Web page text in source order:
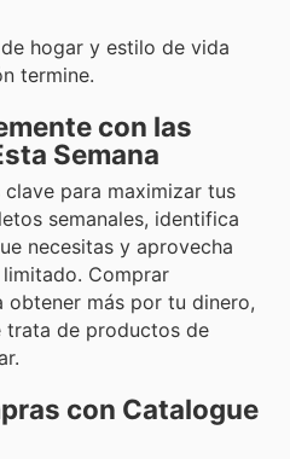
hogar y estilo de vida
termine.
con las
Semana
para maximizar tus
semanales, identifica
necesitas y aprovecha
Comprar
obtener más por tu dinero,
trata de productos de
con Catalogue